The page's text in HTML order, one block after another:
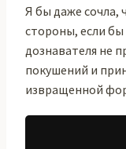
Я бы даже сочла,
стороны, если бы
дознавателя не
покушений и
извращенной